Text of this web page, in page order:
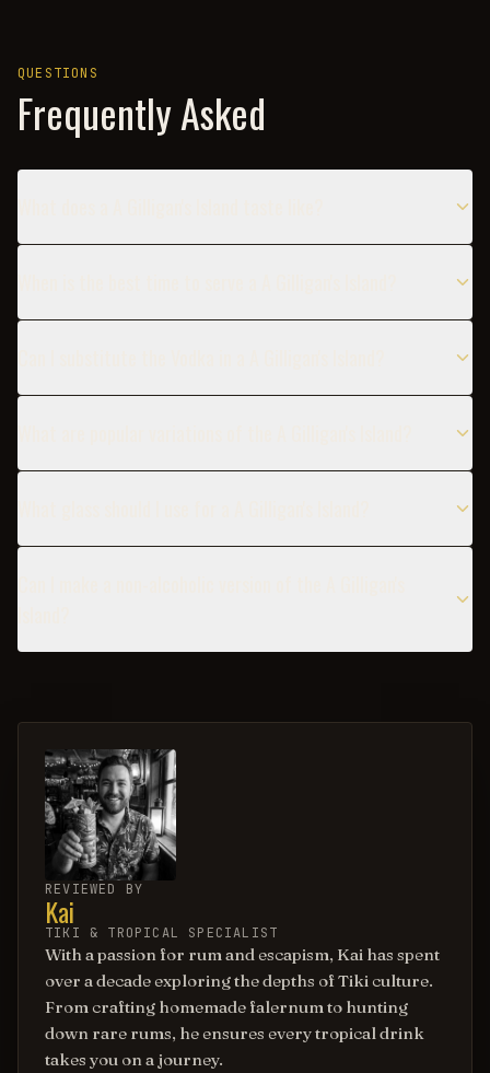
QUESTIONS
Frequently Asked
REVIEWED BY
Kai
TIKI & TROPICAL SPECIALIST
With a passion for rum and escapism, Kai has spent
over a decade exploring the depths of Tiki culture.
From crafting homemade falernum to hunting
down rare rums, he ensures every tropical drink
takes you on a journey.